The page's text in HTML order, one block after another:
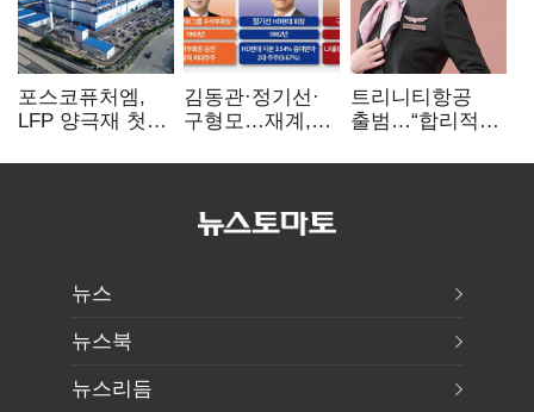
포스코퓨처엠,
LFP 양극재 첫
ESS 시장 공략
김동관·정기선·
구형모…재계,
전성시대
트리니티항공
출범…“합리적
서비스로 승부”
뉴스
뉴스북
뉴스리듬